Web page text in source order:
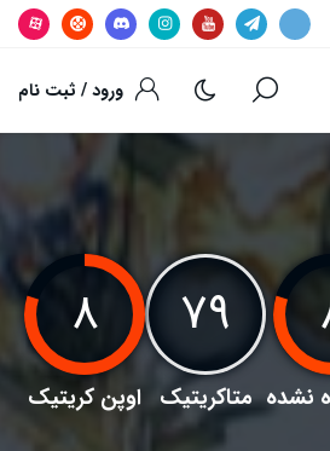
ورود / ثبت نام
نشده
۷۹
متاکریتیک
۸
اوپن کریتیک